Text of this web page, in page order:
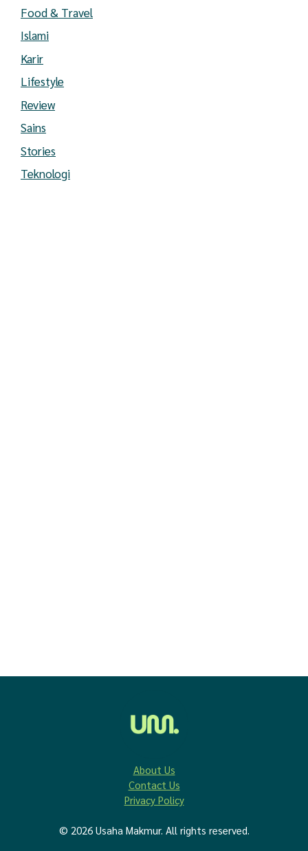
Food & Travel
Islami
Karir
Lifestyle
Review
Sains
Stories
Teknologi
About Us
Contact Us
Privacy Policy
© 2026 Usaha Makmur. All rights reserved.